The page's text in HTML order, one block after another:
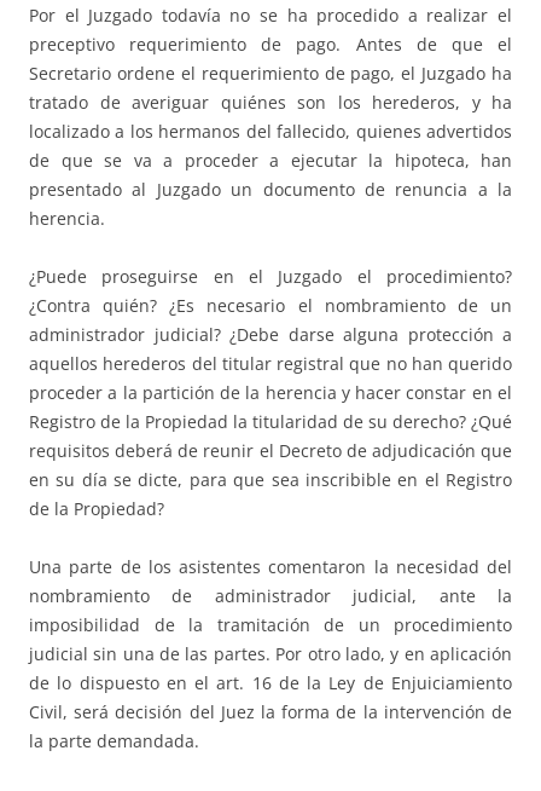
Por el Juzgado todavía no se ha procedido a realizar el
preceptivo requerimiento de pago. Antes de que el
Secretario ordene el requerimiento de pago, el Juzgado ha
tratado de averiguar quiénes son los herederos, y ha
localizado a los hermanos del fallecido, quienes advertidos
de que se va a proceder a ejecutar la hipoteca, han
presentado al Juzgado un documento de renuncia a la
herencia.
¿Puede proseguirse en el Juzgado el procedimiento?
¿Contra quién? ¿Es necesario el nombramiento de un
administrador judicial? ¿Debe darse alguna protección a
aquellos herederos del titular registral que no han querido
proceder a la partición de la herencia y hacer constar en el
Registro de la Propiedad la titularidad de su derecho? ¿Qué
requisitos deberá de reunir el Decreto de adjudicación que
en su día se dicte, para que sea inscribible en el Registro
de la Propiedad?
Una parte de los asistentes comentaron la necesidad del
nombramiento de administrador judicial, ante la
imposibilidad de la tramitación de un procedimiento
judicial sin una de las partes. Por otro lado, y en aplicación
de lo dispuesto en el art. 16 de la Ley de Enjuiciamiento
Civil, será decisión del Juez la forma de la intervención de
la parte demandada.